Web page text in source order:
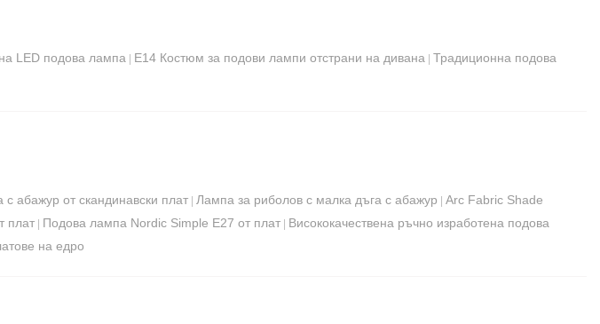
LED подова лампа | E14 Костюм за подови лампи отстрани на дивана | Традиционна подова
абажур от скандинавски плат | Лампа за риболов с малка дъга с абажур | Arc Fabric Shade
плат | Подова лампа Nordic Simple E27 от плат | Висококачествена ръчно изработена подова
на едро